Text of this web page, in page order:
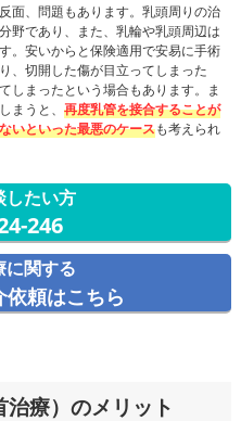
面、問題もあります。乳頭周りの治
野であり、また、乳輪や乳頭周辺は
。安いからと保険適用で安易に手術
、切開した傷が目立ってしまった
しまったという場合もあります。ま
まうと、 再度乳管を接合することが
いといった最悪のケースも考えられ
したい方
246
に関する
頼はこちら
治療）のメリット